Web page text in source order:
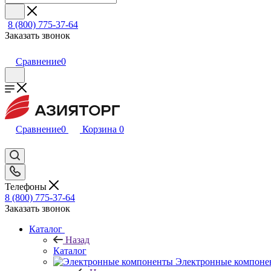
8 (800) 775-37-64
Заказать звонок
Сравнение0
Сравнение0 Корзина 0
Телефоны
8 (800) 775-37-64
Заказать звонок
Каталог
Назад
Каталог
Электронные